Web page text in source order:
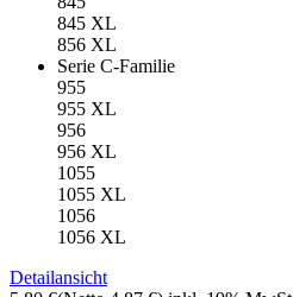
845 XL
856 XL
Serie C-Familie
955
955 XL
956
956 XL
1055
1055 XL
1056
1056 XL
Detailansicht